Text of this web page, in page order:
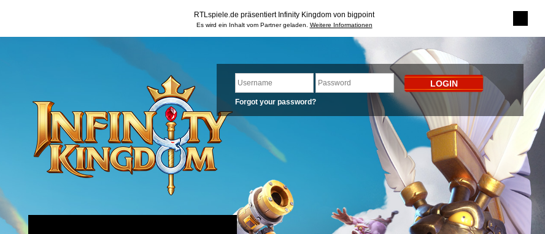
RTLspiele.de präsentiert Infinity Kingdom von bigpoint
Es wird ein Inhalt vom Partner geladen. Weitere Informationen